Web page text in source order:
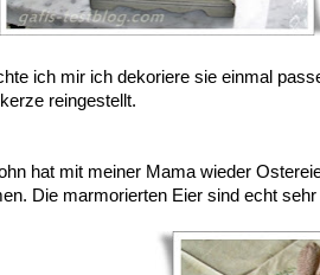
ich mir ich dekoriere sie einmal
reingestellt.
hat mit meiner Mama wieder
Die marmorierten Eier sind echt